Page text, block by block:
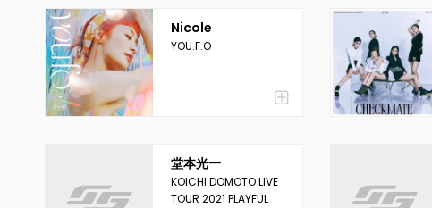
Nicole
YOU.F.O
堂本光一
KOICHI DOMOTO LIVE
TOUR 2021 PLAYFUL